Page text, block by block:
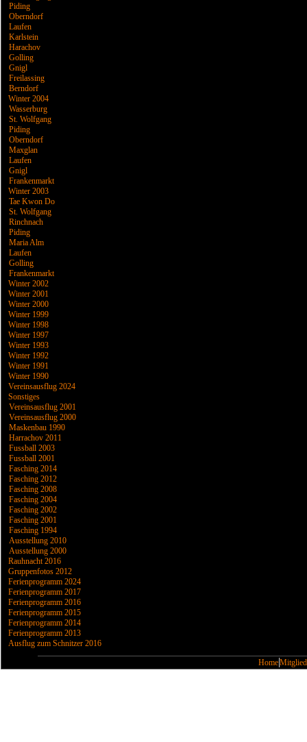
Piding
Oberndorf
Laufen
Karlstein
Harachov
Golling
Gnigl
Freilassing
Berndorf
Winter 2004
Wasserburg
St. Wolfgang
Piding
Oberndorf
Maxglan
Laufen
Gnigl
Frankenmarkt
Winter 2003
Tae Kwon Do
St. Wolfgang
Rinchnach
Piding
Maria Alm
Laufen
Golling
Frankenmarkt
Winter 2002
Winter 2001
Winter 2000
Winter 1999
Winter 1998
Winter 1997
Winter 1993
Winter 1992
Winter 1991
Winter 1990
Vereinsausflug 2024
Sonstiges
Vereinsausflug 2001
Vereinsausflug 2000
Maskenbau 1990
Harrachov 2011
Fussball 2003
Fussball 2001
Fasching 2014
Fasching 2012
Fasching 2008
Fasching 2004
Fasching 2002
Fasching 2001
Fasching 1994
Ausstellung 2010
Ausstellung 2000
Rauhnacht 2016
Gruppenfotos 2012
Ferienprogramm 2024
Ferienprogramm 2017
Ferienprogramm 2016
Ferienprogramm 2015
Ferienprogramm 2014
Ferienprogramm 2013
Ausflug zum Schnitzer 2016
Home